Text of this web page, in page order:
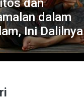
Dorong
Pusat Studi
Kejaksaan